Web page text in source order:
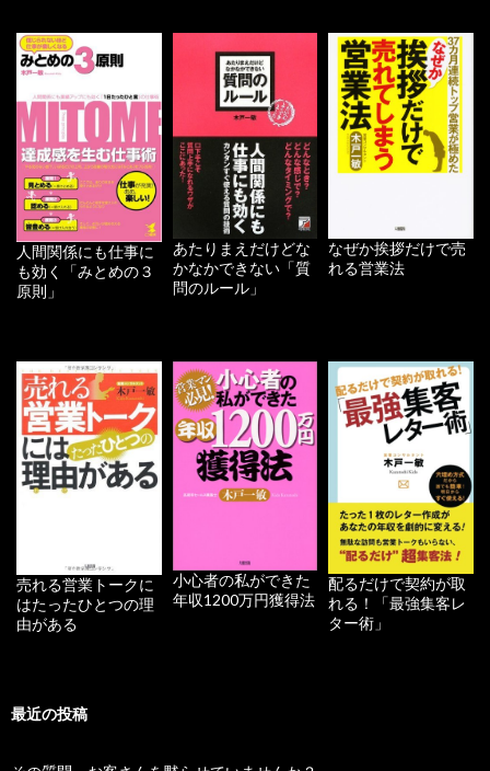
人間関係にも仕事に
も効く「みとめの３
原則」
あたりまえだけどな
かなかできない「質
問のルール」
なぜか挨拶だけで売
れる営業法
売れる営業トークに
はたったひとつの理
由がある
小心者の私ができた
年収1200万円獲得法
配るだけで契約が取
れる！「最強集客レ
ター術」
最近の投稿